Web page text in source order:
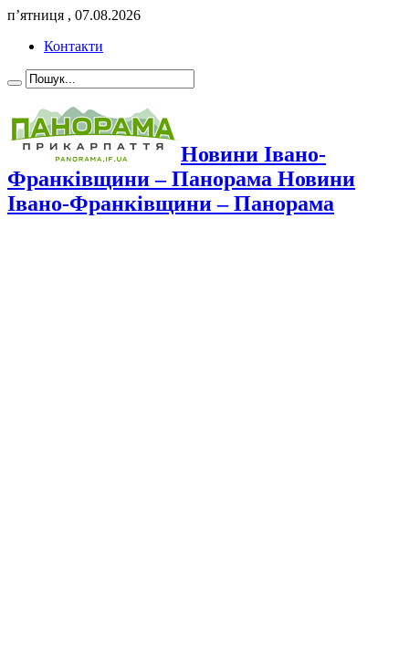
п’ятниця , 07.08.2026
Контакти
Новини Івано-
Франківщини – Панорама Новини
Івано-Франківщини – Панорама